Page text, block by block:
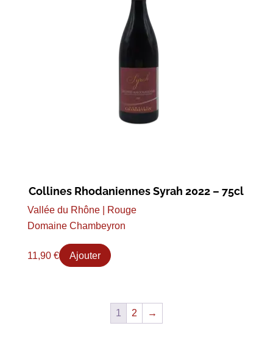
Collines Rhodaniennes Syrah 2022 – 75cl
Vallée du Rhône | Rouge
Domaine Chambeyron
11,90 € Ajouter
1 2 →